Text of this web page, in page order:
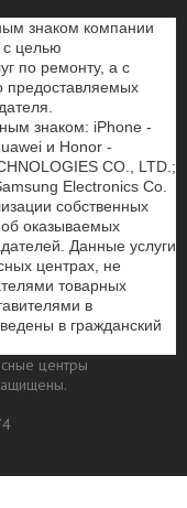
знаком компании
с целью
по ремонту, а с
предоставляемых
знаком: iPhone -
и Honor -
CO., LTD.;
Electronics Co.
собственных
об оказываемых
Данные услуги
центрах, не
товарных
в
в гражданский
центры